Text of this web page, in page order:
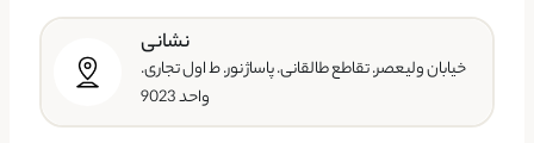
نشانی
خیابان ولیعصر. تقاطع طالقانی. پاساژ نور. ط اول تجاری.
واحد 9023